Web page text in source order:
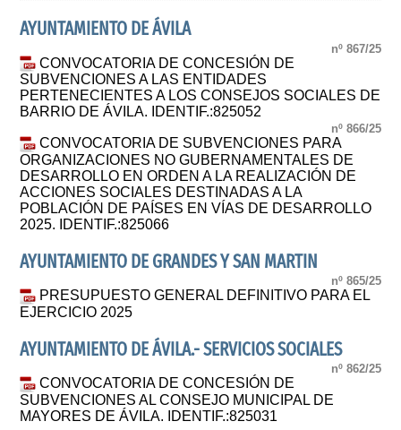
AYUNTAMIENTO DE ÁVILA
nº 867/25
CONVOCATORIA DE CONCESIÓN DE
SUBVENCIONES A LAS ENTIDADES
PERTENECIENTES A LOS CONSEJOS SOCIALES DE
BARRIO DE ÁVILA. IDENTIF.:825052
nº 866/25
CONVOCATORIA DE SUBVENCIONES PARA
ORGANIZACIONES NO GUBERNAMENTALES DE
DESARROLLO EN ORDEN A LA REALIZACIÓN DE
ACCIONES SOCIALES DESTINADAS A LA
POBLACIÓN DE PAÍSES EN VÍAS DE DESARROLLO
2025. IDENTIF.:825066
AYUNTAMIENTO DE GRANDES Y SAN MARTIN
nº 865/25
PRESUPUESTO GENERAL DEFINITIVO PARA EL
EJERCICIO 2025
AYUNTAMIENTO DE ÁVILA.- SERVICIOS SOCIALES
nº 862/25
CONVOCATORIA DE CONCESIÓN DE
SUBVENCIONES AL CONSEJO MUNICIPAL DE
MAYORES DE ÁVILA. IDENTIF.:825031